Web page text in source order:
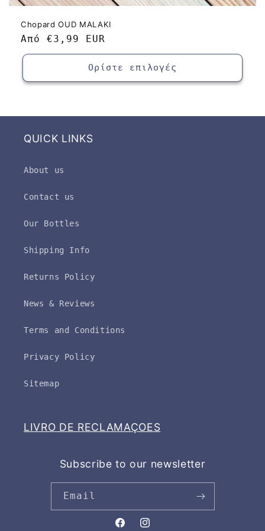
Chopard OUD MALAKI
Κανονική
τιμή
Από €3,99 EUR
Ορίστε επιλογές
QUICK LINKS
About us
Contact us
Our Bottles
Shipping Info
Returns Policy
News & Reviews
Terms and Conditions
Privacy Policy
Sitemap
LIVRO DE RECLAMAÇOES
Subscribe to our newsletter
Email
FacebookInstagram